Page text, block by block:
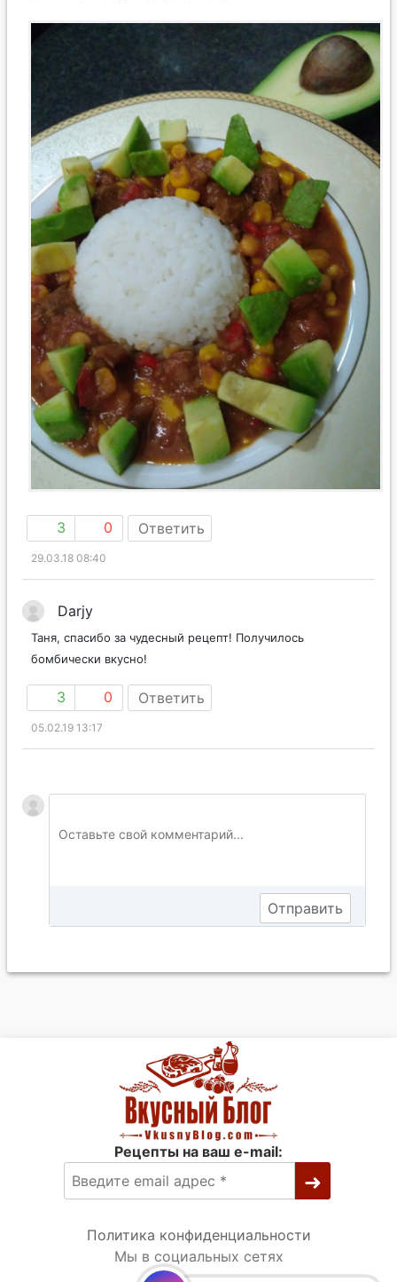
3 0 Ответить
29.03.18 08:40
Darjy
Таня, спасибо за чудесный рецепт! Получилось
бомбически вкусно!
3 0 Ответить
05.02.19 13:17
Рецепты на ваш e-mail:
Политика конфиденциальности
Мы в социальных сетях